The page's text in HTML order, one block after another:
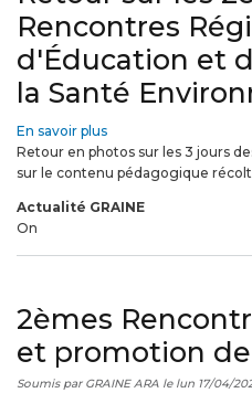
Rencontres
d'Éducation et
la Santé
En savoir plus
Retour
sur
2èmes
Régionales
de
Promotion
de
la
Retour en photos sur les 3 jours
sur le contenu pédagogique
Actualité GRAINE
On
2èmes
et promotion
Soumis par GRAINE ARA le lun 17/04/